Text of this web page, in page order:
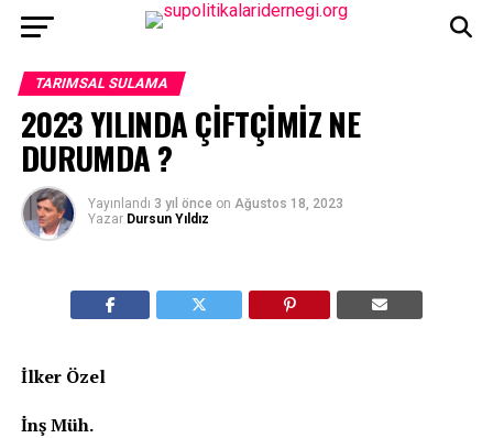
TARIMSAL SULAMA
2023 YILINDA ÇİFTÇİMİZ NE
DURUMDA ?
Yayınlandı 3 yıl önce on Ağustos 18, 2023
Yazar Dursun Yıldız
İlker Özel
İnş Müh.